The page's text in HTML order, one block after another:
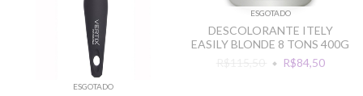
ESGOTADO
ESGOTADO
DESCOLORANTE ITELY
EASILY BLONDE 8 TONS 400G
R$115,50
R$84,50